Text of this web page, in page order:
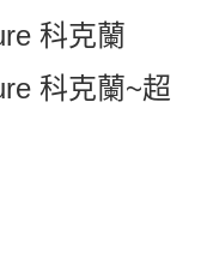
科克蘭
科克蘭~超